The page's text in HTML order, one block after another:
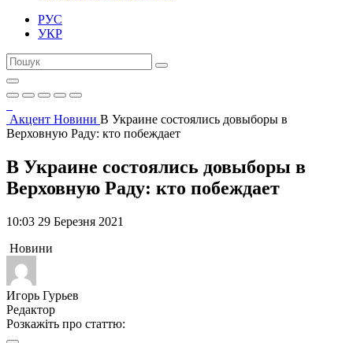
РУС
УКР
Акцент Новини В Украине состоялись довыборы в
Верховную Раду: кто побеждает
В Украине состоялись довыборы в
Верховную Раду: кто побеждает
10:03 29 Березня 2021
Новини
Игорь Гурьев
Редактор
Розкажіть про статтю: